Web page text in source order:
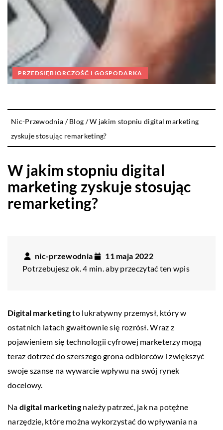
PRZEDSIĘBIORCZOŚĆ I GOSPODARKA
Nic-Przewodnia /Blog /W jakim stopniu digital marketing
zyskuje stosując remarketing?
W jakim stopniu digital
marketing zyskuje stosując
remarketing?
nic-przewodnia
11 maja 2022
Potrzebujesz ok. 4 min. aby przeczytać ten wpis
Digital marketingto lukratywny przemysł, który w
ostatnich latach gwałtownie się rozrósł. Wraz z
pojawieniem się technologii cyfrowej marketerzy mogą
teraz dotrzeć do szerszego grona odbiorców i zwiększyć
swoje szanse na wywarcie wpływu na swój rynek
docelowy.
Na digital marketingnależy patrzeć, jak na potężne
narzędzie, które można wykorzystać do wpływania na